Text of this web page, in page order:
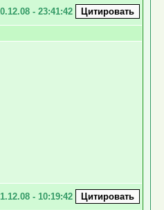
- 23:41:42
- 10:19:42